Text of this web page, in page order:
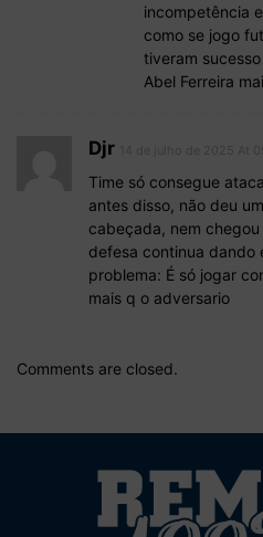
incompetência
como se jogo
tiveram
Abel Ferreira
Djr
Time só consegue
antes disso, não deu
cabeçada, nem
defesa continua dando
problema: É só jogar
mais q o adversario
Comments are closed.